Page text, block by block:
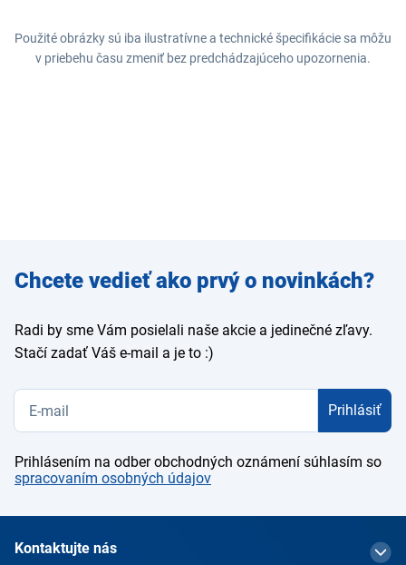
Použité obrázky sú iba ilustratívne a technické špecifikácie sa môžu
v priebehu času zmeniť bez predchádzajúceho upozornenia.
Zadajte
e-mail
Chcete vedieť ako prvý o novinkách?
Radi by sme Vám posielali naše akcie a jedinečné zľavy.
Stačí zadať Váš e-mail a je to :)
Prihlásiť
Prihlásením na odber obchodných oznámení súhlasím so
spracovaním osobných údajov
Kontaktujte nás